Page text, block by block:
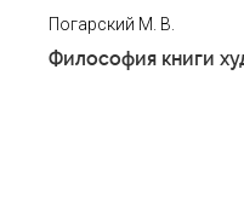
Погарский М. В.
Философия книги